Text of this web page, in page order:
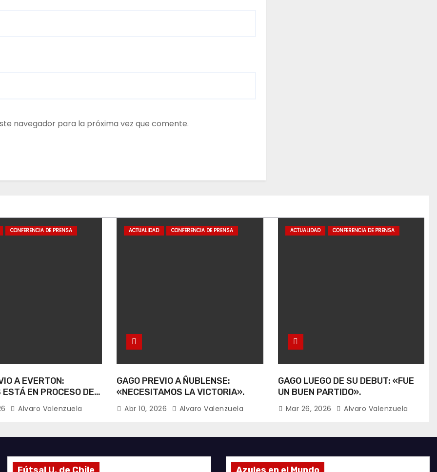
navegador para la próxima vez que comente.
CONFERENCIA DE PRENSA
A EVERTON:
EN PROCESO DE
Alvaro Valenzuela
ACTUALIDAD CONFERENCIA DE PRENSA
GAGO PREVIO A ÑUBLENSE:
«NECESITAMOS LA VICTORIA».
Abr 10, 2026 Alvaro Valenzuela
ACTUALIDAD CONFERENCIA DE PRENSA
GAGO LUEGO DE SU DEBUT: «FUE
UN BUEN PARTIDO».
Mar 26, 2026 Alvaro Valenzuela